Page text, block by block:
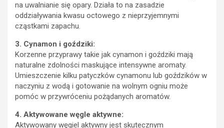
na uwalnianie się opary. Działa to na zasadzie
oddziaływania kwasu octowego z nieprzyjemnymi
cząstkami zapachu.
3. Cynamon i goździki:
Korzenne przyprawy takie jak cynamon i goździki mają
naturalne zdolności maskujące intensywne aromaty.
Umieszczenie kilku patyczków cynamonu lub goździków w
naczyniu z wodą i gotowanie na wolnym ogniu może
pomóc w przywróceniu pożądanych aromatów.
4. Aktywowane węgle aktywne:
Aktywowany węgiel aktywny jest skutecznym